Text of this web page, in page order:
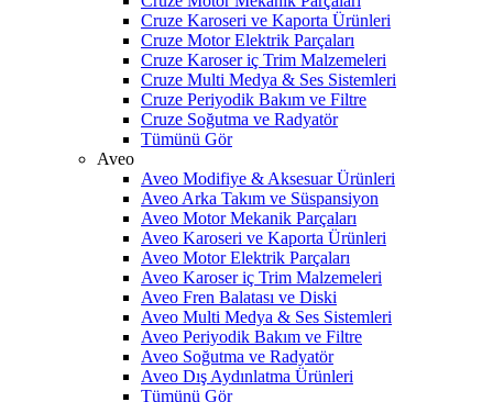
Cruze Karoseri ve Kaporta Ürünleri
Cruze Motor Elektrik Parçaları
Cruze Karoser iç Trim Malzemeleri
Cruze Multi Medya & Ses Sistemleri
Cruze Periyodik Bakım ve Filtre
Cruze Soğutma ve Radyatör
Tümünü Gör
Aveo
Aveo Modifiye & Aksesuar Ürünleri
Aveo Arka Takım ve Süspansiyon
Aveo Motor Mekanik Parçaları
Aveo Karoseri ve Kaporta Ürünleri
Aveo Motor Elektrik Parçaları
Aveo Karoser iç Trim Malzemeleri
Aveo Fren Balatası ve Diski
Aveo Multi Medya & Ses Sistemleri
Aveo Periyodik Bakım ve Filtre
Aveo Soğutma ve Radyatör
Aveo Dış Aydınlatma Ürünleri
Tümünü Gör